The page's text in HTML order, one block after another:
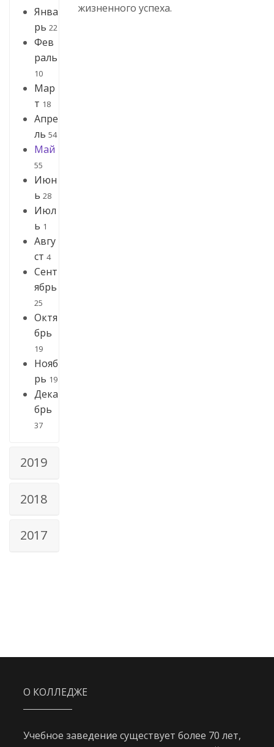
Янва
рь 22
Фев
раль
10
Мар
т 18
Апре
ль 54
Май
55
Июн
ь 28
Июл
ь 1
Авгу
ст 4
Сент
ябрь
25
Октя
брь
19
Нояб
рь 19
Дека
брь
37
2019
2018
2017
жизненного успеха.
О КОЛЛЕДЖЕ
Учебное заведение существует более 70 лет,